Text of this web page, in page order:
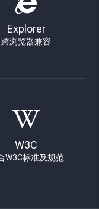
Explorer
跨浏览器兼容
W3C
W3C标准及规范